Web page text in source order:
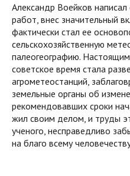
Александр Воейков
работ, внес значительный
фактически стал ее
сельскохозяйственную
палеогеографию.
советское время стала
агрометеостанций,
земельные органы об
рекомендовавших сроки
жил своим делом, и труды
ученого, несправедливо
на благо всему